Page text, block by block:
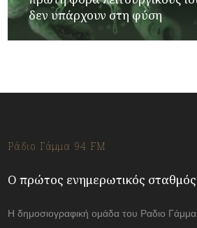
δεν υπάρχουν στη φύση
Ράδιο Γάμμα 94 FM
Ο πρώτος ενημερωτικός
Η δημοσιογραφική ομάδα του Ραδιο Γάμμα